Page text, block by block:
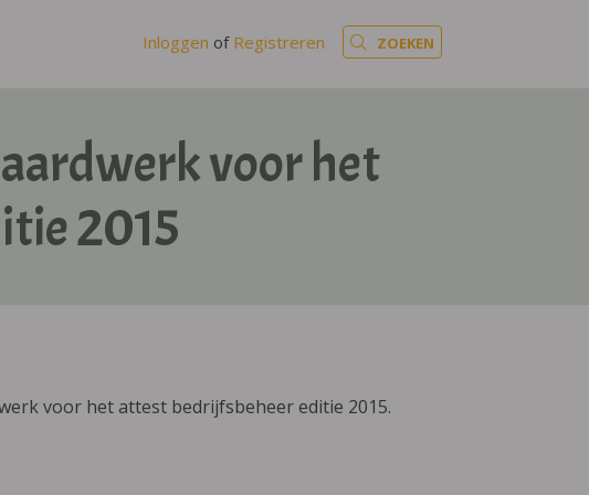
Inloggen of Registreren ZOEKEN
voor het
2015
voor het attest bedrijfsbeheer editie 2015.